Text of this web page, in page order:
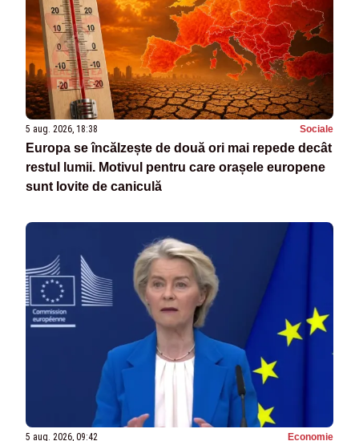
5 aug. 2026, 18:38 Sociale
Europa se încălzește de două ori mai repede decât
restul lumii. Motivul pentru care orașele europene
sunt lovite de caniculă
5 aug. 2026, 09:42 Economie